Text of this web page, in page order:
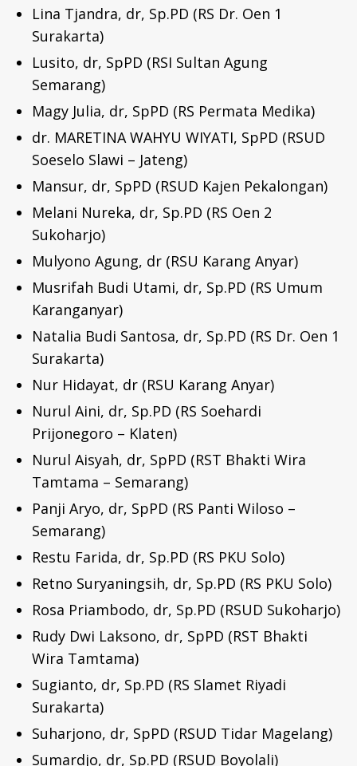
Lina Tjandra, dr, Sp.PD (RS Dr. Oen 1
Surakarta)
Lusito, dr, SpPD (RSI Sultan Agung
Semarang)
Magy Julia, dr, SpPD (RS Permata Medika)
dr. MARETINA WAHYU WIYATI, SpPD (RSUD
Soeselo Slawi – Jateng)
Mansur, dr, SpPD (RSUD Kajen Pekalongan)
Melani Nureka, dr, Sp.PD (RS Oen 2
Sukoharjo)
Mulyono Agung, dr (RSU Karang Anyar)
Musrifah Budi Utami, dr, Sp.PD (RS Umum
Karanganyar)
Natalia Budi Santosa, dr, Sp.PD (RS Dr. Oen 1
Surakarta)
Nur Hidayat, dr (RSU Karang Anyar)
Nurul Aini, dr, Sp.PD (RS Soehardi
Prijonegoro – Klaten)
Nurul Aisyah, dr, SpPD (RST Bhakti Wira
Tamtama – Semarang)
Panji Aryo, dr, SpPD (RS Panti Wiloso –
Semarang)
Restu Farida, dr, Sp.PD (RS PKU Solo)
Retno Suryaningsih, dr, Sp.PD (RS PKU Solo)
Rosa Priambodo, dr, Sp.PD (RSUD Sukoharjo)
Rudy Dwi Laksono, dr, SpPD (RST Bhakti
Wira Tamtama)
Sugianto, dr, Sp.PD (RS Slamet Riyadi
Surakarta)
Suharjono, dr, SpPD (RSUD Tidar Magelang)
Sumardjo, dr, Sp.PD (RSUD Boyolali)